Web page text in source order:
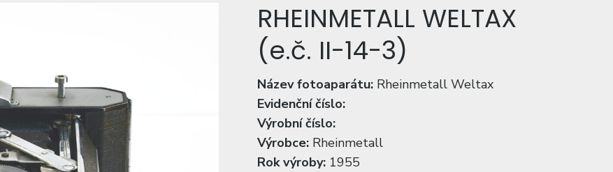
RHEINMETALL WELTAX
(e.č. II-14-3)
Název fotoaparátu:Rheinmetall Weltax
Evidenční číslo:
Výrobní číslo:
Výrobce:Rheinmetall
Rok výroby:1955